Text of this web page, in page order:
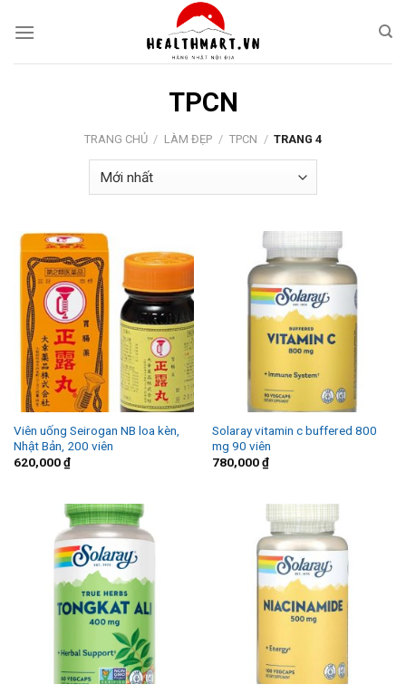
TPCN
TRANG CHỦ / LÀM ĐẸP / TPCN / TRANG 4
Viên uống Seirogan NB loa kèn,
Nhật Bản, 200 viên
620,000₫
Solaray vitamin c buffered 800
mg 90 viên
780,000₫